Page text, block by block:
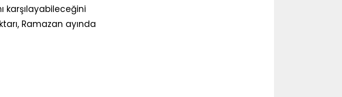
karşılayabileceğini
Ramazan ayında